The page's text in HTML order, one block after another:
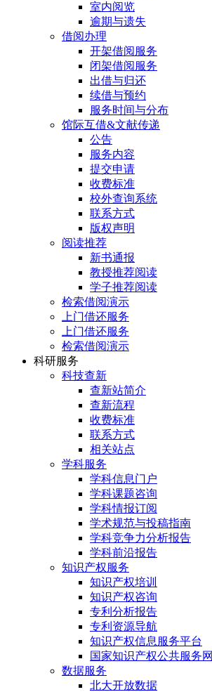
室内阅览
逾期与遗失
借阅办理
开架借阅服务
闭架借阅服务
出借与归还
续借与预约
服务时间与分布
馆际互借&文献传递
公告
服务内容
提交申请
收费标准
校外查询系统
联系方式
版权声明
阅读推荐
新书通报
教授推荐阅读
学子推荐阅读
检索借阅演示
上门借还服务
上门借还服务
检索借阅演示
科研服务
科技查新
查新站简介
查新流程
收费标准
联系方式
相关站点
学科服务
学科信息门户
学科课题咨询
学科情报订阅
学术规范与投稿指南
学科竞争力分析报告
学科前沿报告
知识产权服务
知识产权培训
知识产权咨询
专利分析报告
专利资源导航
知识产权信息服务平台
国家知识产权公共服务网
数据服务
北大开放数据